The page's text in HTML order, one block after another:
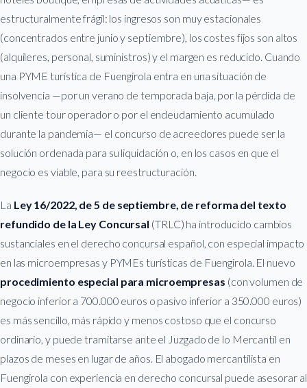
estructuralmente frágil: los ingresos son muy estacionales
(concentrados entre junio y septiembre), los costes fijos son altos
(alquileres, personal, suministros) y el margen es reducido. Cuando
una PYME turística de Fuengirola entra en una situación de
insolvencia —por un verano de temporada baja, por la pérdida de
un cliente tour operador o por el endeudamiento acumulado
durante la pandemia— el concurso de acreedores puede ser la
solución ordenada para su liquidación o, en los casos en que el
negocio es viable, para su reestructuración.
La Ley 16/2022, de 5 de septiembre, de reforma del texto
refundido de la Ley Concursal (TRLC) ha introducido cambios
sustanciales en el derecho concursal español, con especial impacto
en las microempresas y PYMEs turísticas de Fuengirola. El nuevo
procedimiento especial para microempresas (con volumen de
negocio inferior a 700.000 euros o pasivo inferior a 350.000 euros)
es más sencillo, más rápido y menos costoso que el concurso
ordinario, y puede tramitarse ante el Juzgado de lo Mercantil en
plazos de meses en lugar de años. El abogado mercantilista en
Fuengirola con experiencia en derecho concursal puede asesorar al